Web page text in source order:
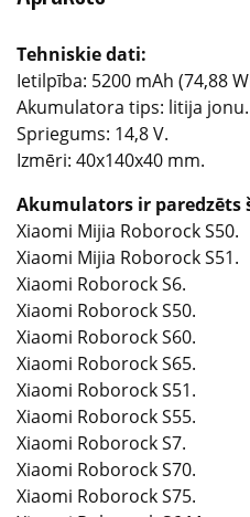
Tehniskie dati:
Ietilpība: 5200 mAh (74,88
Akumulatora tips: litija jonu.
Spriegums: 14,8 V.
Izmēri: 40x140x40 mm.
Akumulators ir paredzēts
Xiaomi Mijia Roborock S50.
Xiaomi Mijia Roborock S51.
Xiaomi Roborock S6.
Xiaomi Roborock S50.
Xiaomi Roborock S60.
Xiaomi Roborock S65.
Xiaomi Roborock S51.
Xiaomi Roborock S55.
Xiaomi Roborock S7.
Xiaomi Roborock S70.
Xiaomi Roborock S75.